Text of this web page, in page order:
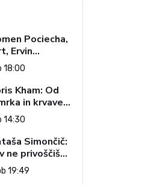
Pociecha,
Ervin
Šport
tema, 6.
18:00
Kham: Od
in krvave
(Vroča
2026)
14:30
Simončič:
ne privoščiš
tema, 30.
19:49